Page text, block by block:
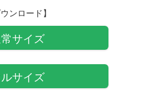
ンロード】
サイズ
ルサイズ